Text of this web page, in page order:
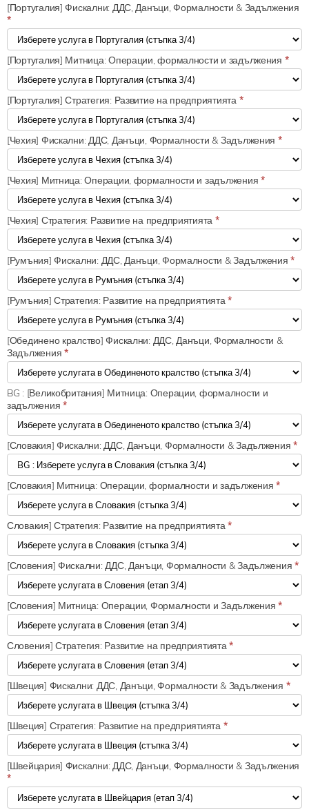
[Португалия] Фискални: ДДС, Данъци, Формалности & Задължения
*
[Португалия] Митница: Операции, формалности и задължения *
[Португалия] Стратегия: Развитие на предприятията *
[Чехия] Фискални: ДДС, Данъци, Формалности & Задължения *
[Чехия] Митница: Операции, формалности и задължения *
[Чехия] Стратегия: Развитие на предприятията *
[Румъния] Фискални: ДДС, Данъци, Формалности & Задължения*
[Румъния] Стратегия: Развитие на предприятията*
[Обединено кралство] Фискални: ДДС, Данъци, Формалности &
Задължения*
BG : [Великобритания] Митница: Операции, формалности и
задължения*
[Словакия] Фискални: ДДС, Данъци, Формалности & Задължения*
[Словакия] Митница: Операции, формалности и задължения*
Словакия] Стратегия: Развитие на предприятията*
[Словения] Фискални: ДДС, Данъци, Формалности & Задължения*
[Словения] Митница: Операции, Формалности и Задължения*
Словения] Стратегия: Развитие на предприятията*
[Швеция] Фискални: ДДС, Данъци, Формалности & Задължения *
[Швеция] Стратегия: Развитие на предприятията *
[Швейцария] Фискални: ДДС, Данъци, Формалности & Задължения
*